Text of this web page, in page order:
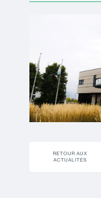
RETOUR AUX
ACTUALITÉS